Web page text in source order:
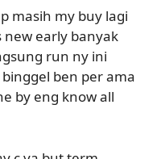
masih my buy lagi
early banyak
run ny ini
ben per ama
by eng know all